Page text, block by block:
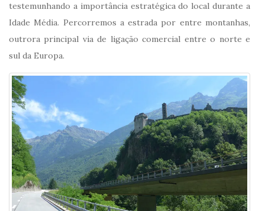
testemunhando a importância estratégica do local durante a
Idade Média. Percorremos a estrada por entre montanhas,
outrora principal via de ligação comercial entre o norte e
sul da Europa.